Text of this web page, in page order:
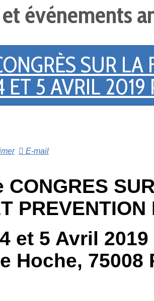
événements
SUR
ET 5 AVRIL 2019
E-mail
CONGRES
et 5 Avril
Hoche, 75008